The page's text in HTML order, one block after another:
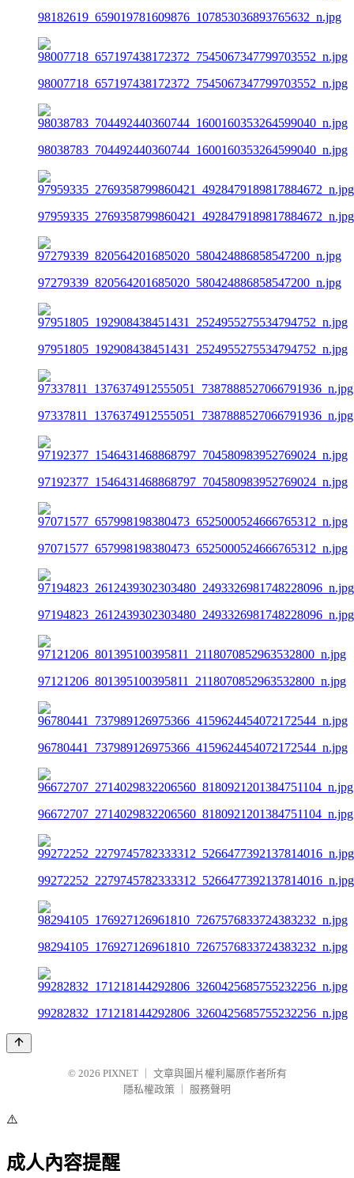
98182619_659019781609876_107853036893765632_n.jpg
98007718_657197438172372_7545067347799703552_n.jpg
98038783_704492440360744_1600160353264599040_n.jpg
97959335_2769358799860421_4928479189817884672_n.jpg
97279339_820564201685020_580424886858547200_n.jpg
97951805_192908438451431_2524955275534794752_n.jpg
97337811_1376374912555051_7387888527066791936_n.jpg
97192377_1546431468868797_704580983952769024_n.jpg
97071577_657998198380473_6525000524666765312_n.jpg
97194823_2612439302303480_2493326981748228096_n.jpg
97121206_801395100395811_2118070852963532800_n.jpg
96780441_737989126975366_4159624454072172544_n.jpg
96672707_2714029832206560_8180921201384751104_n.jpg
99272252_2279745782333312_5266477392137814016_n.jpg
98294105_176927126961810_7267576833724383232_n.jpg
99282832_171218144292806_3260425685755232256_n.jpg
© 2026 PIXNET
文章與圖片權利屬原作者所有
隱私權政策
服務聲明
⚠️
成人內容提醒